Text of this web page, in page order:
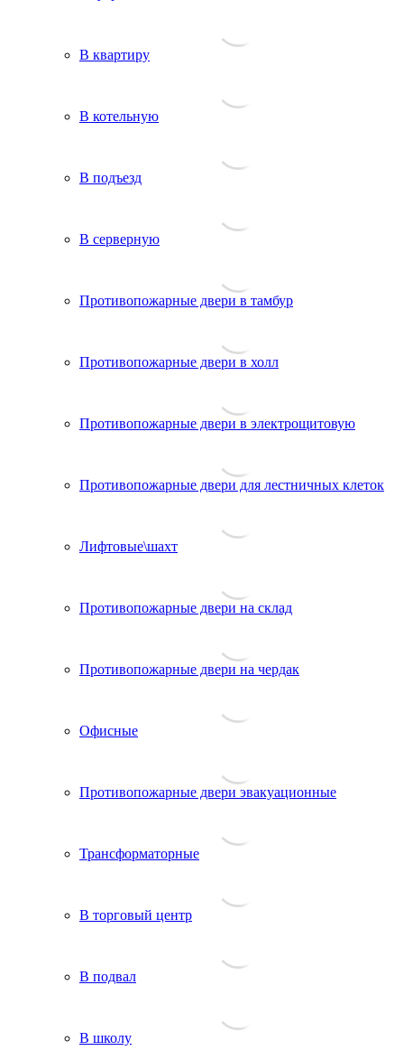
В квартиру
В котельную
В подъезд
В серверную
Противопожарные двери в тамбур
Противопожарные двери в холл
Противопожарные двери в электрощитовую
Противопожарные двери для лестничных клеток
Лифтовые\шахт
Противопожарные двери на склад
Противопожарные двери на чердак
Офисные
Противопожарные двери эвакуационные
Трансформаторные
В торговый центр
В подвал
В школу